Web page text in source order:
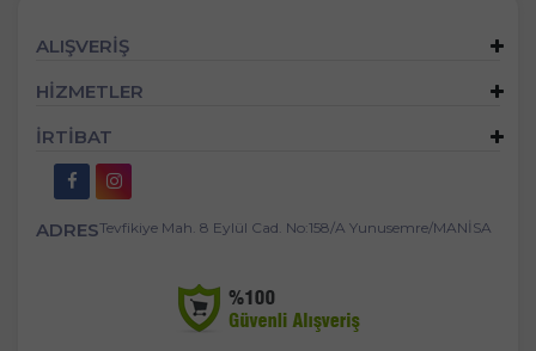
ALIŞVERİŞ
HİZMETLER
İRTİBAT
ADRESTevfikiye Mah. 8 Eylül Cad. No:158/A Yunusemre/MANİSA